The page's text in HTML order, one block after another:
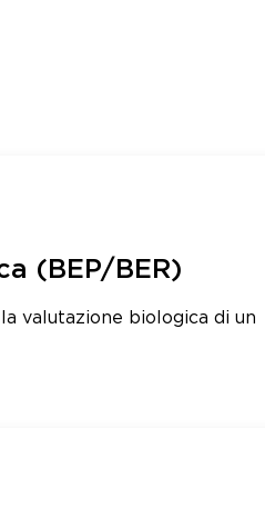
(BEP/BER)
valutazione biologica di un